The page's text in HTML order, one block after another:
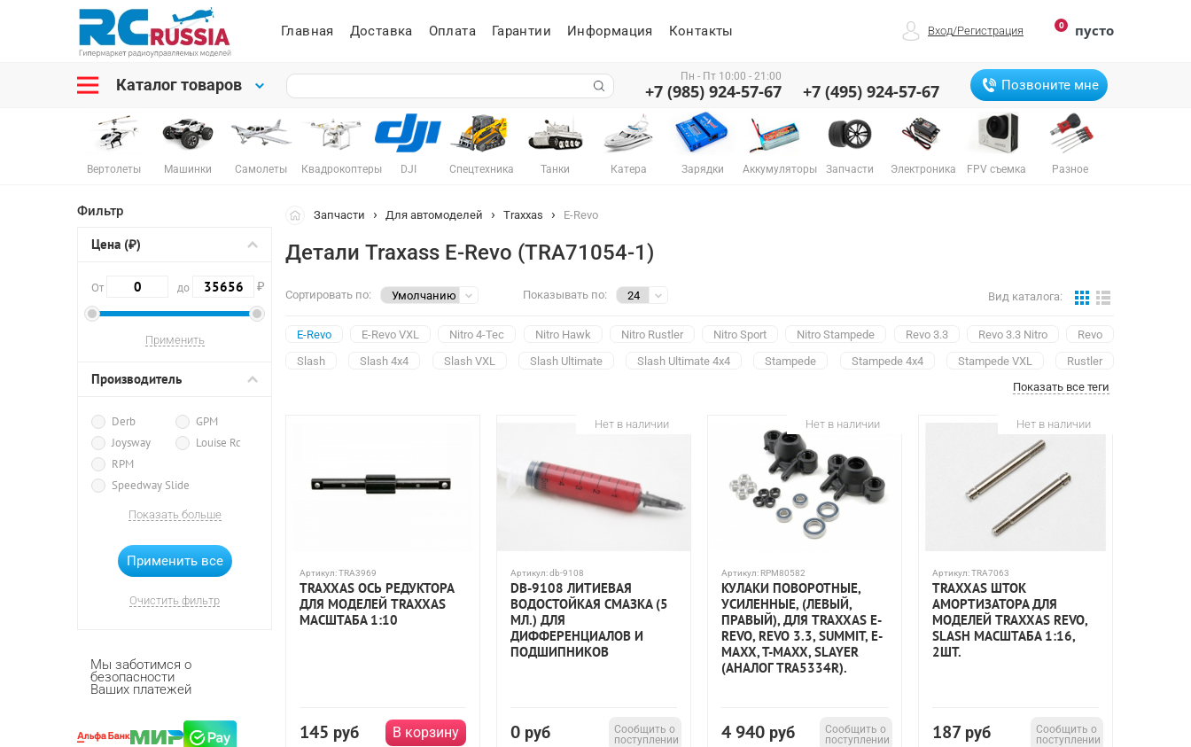
0 пусто
Вход/Регистрация
Главная Доставка Оплата Гарантии Информация Контакты
Каталог товаров Пн - Пт 10:00 - 21:00
+7 (985) 924-57-67 +7 (495) 924-57-67 Позвоните мне
Вертолеты Машинки Самолеты Квадрокоптеры DJI Спецтехника Танки Катера Зарядки Аккумуляторы Запчасти Электроника FPV съемка Разное
Фильтр
Цена (₽)
От до ₽
Производитель
Derb
GPM
Joysway
Louise Rc
RPM
Speedway Slide
Показать больше
Очистить фильтр
Мы заботимся о
безопасности
Ваших платежей
Запчасти Для автомоделей Traxxas E-Revo
Детали Traxass E-Revo (TRA71054-1)
Вид каталога:
Сортировать по: Показывать по:
E-Revo E-Revo VXL Nitro 4-Tec Nitro Hawk Nitro Rustler Nitro Sport Nitro Stampede Revo 3.3 Revo 3.3 Nitro
Revo
Slash
Slash 4x4 Slash VXL Slash Ultimate Slash Ultimate 4x4 Stampede Stampede 4x4 Stampede VXL
Rustler
Slayer
Slayer 4WD
Ken Block Gymkhana Ford Fiesta
Ford Mustang
Ford Mustang Boss 302 VXL Monster JAM 4-tec TRX
Velineon 380
Telluride Mustang Grave Digger Spartan LaTrax Rally Latrax Teton Остальные
масштаб 1:8
TRX-4 Hoss ™ 4X4 VXL X-Maxx TRX-6
Показать все теги
Артикул:TRA3969
TRAXXAS ОСЬ РЕДУКТОРА
ДЛЯ МОДЕЛЕЙ TRAXXAS
МАСШТАБА 1:10
145 руб В корзину
Нет в наличии
Артикул:db-9108
DB-9108 ЛИТИЕВАЯ
ВОДОСТОЙКАЯ СМАЗКА (5
МЛ.) ДЛЯ
ДИФФЕРЕНЦИАЛОВ И
ПОДШИПНИКОВ
0 руб
Сообщить о
поступлении
Нет в наличии
Артикул: RPM80582
КУЛАКИ ПОВОРОТНЫЕ,
УСИЛЕННЫЕ, (ЛЕВЫЙ,
ПРАВЫЙ), ДЛЯ TRAXXAS E-
REVO, REVO 3.3, SUMMIT, E-
MAXX, T-MAXX, SLAYER
(АНАЛОГ TRA5334R).
4 940 руб
Сообщить о
поступлении
Нет в наличии
Артикул:TRA7063
TRAXXAS ШТОК
АМОРТИЗАТОРА ДЛЯ
МОДЕЛЕЙ TRAXXAS REVO,
SLASH МАСШТАБА 1:16,
2ШТ.
187 руб
Сообщить о
поступлении